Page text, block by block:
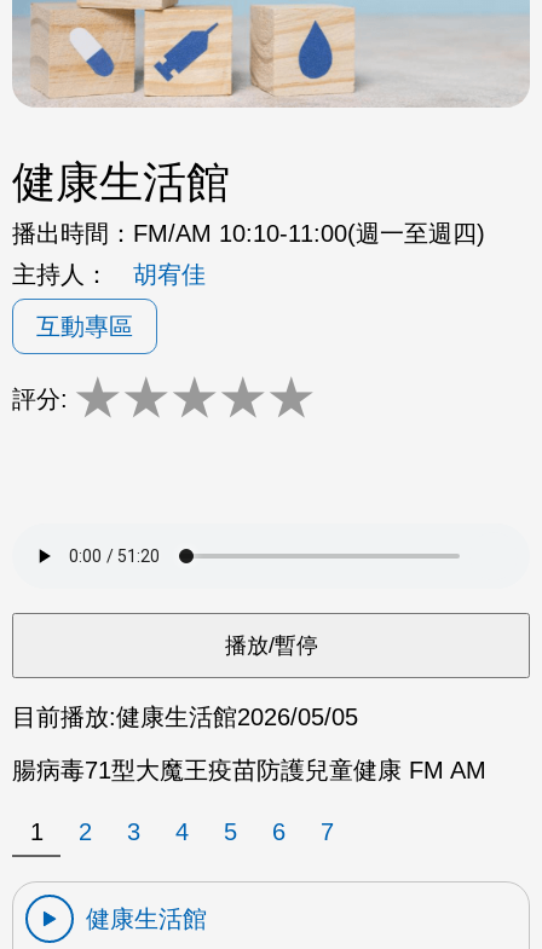
健康生活館
播出時間： FM/AM 10:10-11:00(週一至週四)
主持人：
胡宥佳
互動專區
評分: ★★★★★
目前播放:健康生活館2026/05/05
腸病毒71型大魔王疫苗防護兒童健康 FM AM
1 2 3 4 5 6 7
健康生活館